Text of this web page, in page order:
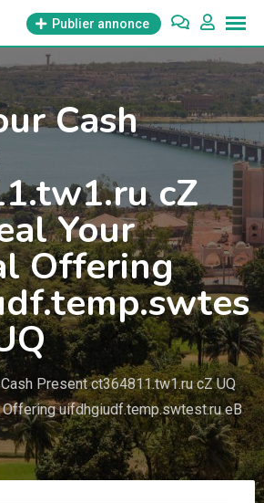
Publier annonce
Cash
cZ
Your
Offering
Present ct364811.tw1.ru cZ UQ
Offering uifdhgiudf.temp.swtest.ru eB